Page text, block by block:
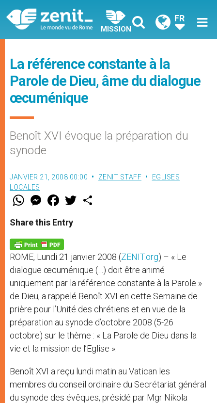
MISSION
FR
La référence constante à la
Parole de Dieu, âme du dialogue
œcuménique
Benoît XVI évoque la préparation du
synode
JANVIER 21, 2008 00:00 ZENIT STAFF
EGLISES
LOCALES
W
t
s
p
p
M
e
s
e
g
e
r
F
a
e
b
o
k
w
Share this Entry
ROME, Lundi 21 janvier 2008 (ZENIT.org) – « Le
dialogue œcuménique (…) doit être animé
uniquement par la référence constante à la Parole »
de Dieu, a rappelé Benoît XVI en cette Semaine de
prière pour l’Unité des chrétiens et en vue de la
préparation au synode d’octobre 2008 (5-26
octobre) sur le thème : « La Parole de Dieu dans la
vie et la mission de l’Eglise ».
Benoît XVI a reçu lundi matin au Vatican les
membres du conseil ordinaire du Secrétariat général
du synode des évêques, présidé par Mgr Nikola